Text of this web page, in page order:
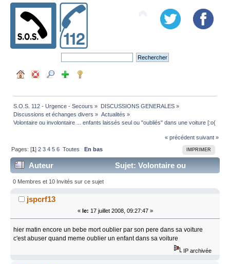
S.O.S. 112 - Urgence - Secours » DISCUSSIONS GENERALES»
Discussions et échanges divers » Actualités »
Volontaire ou involontaire ... enfants laissés seul ou "oubliés" dans une voiture [:o{
« précédent suivant »
IMPRIMER
Pages: [1]2 3 4 5 6 Toutes En bas
Auteur
Sujet: Volontaire ou
involontaire ... enfants laissés seul ou "oubliés" dans
une voiture [:o{ (Lu 206115 fois)
0 Membres et 10 Invités sur ce sujet
jspcrf13
« le: 17 juillet 2008, 09:27:47 »
hier matin encore un bebe mort oublier par son pere dans sa voiture
c'est abuser quand meme oublier un enfant dans sa voiture
IP archivée